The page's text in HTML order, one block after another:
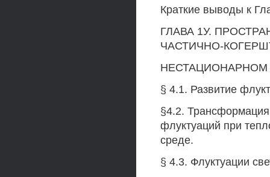
Краткие выводы к
ГЛАВА 1У.
ЧАСТИЧНО-
НЕСТАЦИОНАРНОМ
§ 4.1. Развитие
§4.2.
флуктуаций при
среде.
§ 4.3. Флуктуации